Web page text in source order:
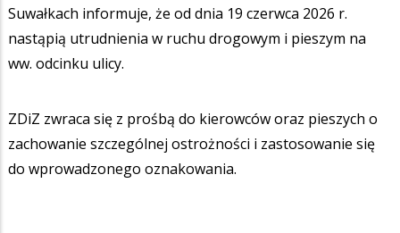
Suwałkach informuje, że od dnia 19 czerwca 2026 r.
nastąpią utrudnienia w ruchu drogowym i pieszym na
ww. odcinku ulicy.
ZDiZ zwraca się z prośbą do kierowców oraz pieszych o
zachowanie szczególnej ostrożności i zastosowanie się
do wprowadzonego oznakowania.